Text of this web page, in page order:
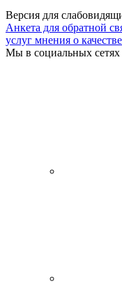
Версия для
Анкета для обратной
услуг мнения о
Мы в социальных сетях